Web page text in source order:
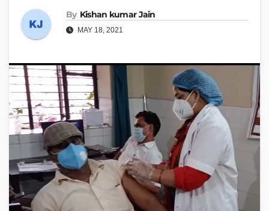
By Kishan kumar Jain
MAY 18, 2021